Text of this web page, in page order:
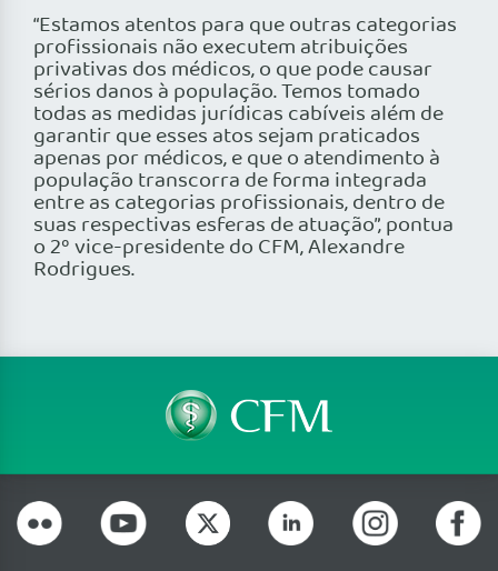
“Estamos atentos para que outras categorias
pro­fissionais não executem atribuições
privativas dos médicos, o que pode causar
sérios danos à população. Temos tomado
todas as medidas jurídicas cabíveis além de
garantir que esses atos sejam praticados
apenas por médicos, e que o atendimento à
população transcorra de forma integrada
entre as categorias pro­fissionais, dentro de
suas respectivas esferas de atuação”, pontua
o 2º vice-presidente do CFM, Alexandre
Rodrigues.